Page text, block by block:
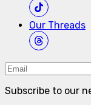
Our Threads
Subscribe to our